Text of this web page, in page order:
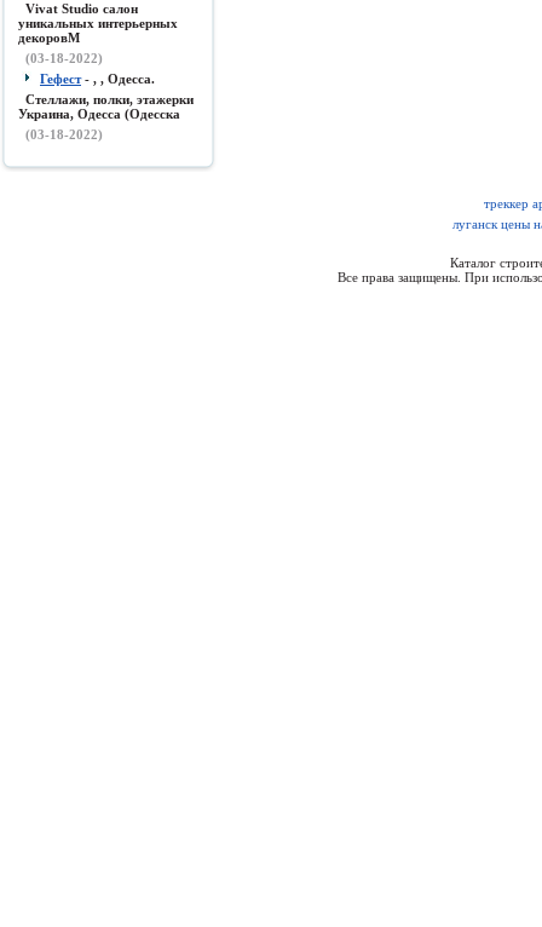
Vivat Studio салон
уникальных интерьерных
декоровМ
(03-18-2022)
Гефест- , , Одесса.
Стеллажи, полки, этажерки
Украина, Одесса (Одесска
(03-18-2022)
треккер
луганск цены
Каталог
Все права защищены. При